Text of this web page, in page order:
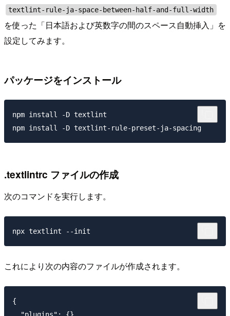
textlint-rule-ja-space-between-half-and-full-width
を使った「日本語および英数字の間のスペース自動挿入」を
設定してみます。
パッケージをインストール
npm install -D textlint
.textlintrc ファイルの作成
次のコマンドを実行します。
これにより次の内容のファイルが作成されます。
{
  "plugins": {},